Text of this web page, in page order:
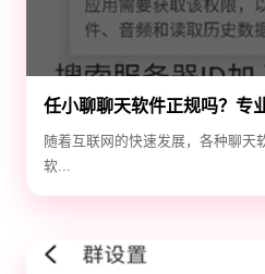
任小聊聊天软件正规吗？专
选！
随着互联网的快速发展，各种聊天
软...